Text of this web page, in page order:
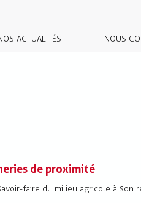
ACTUALITÉS NOUS
de proximité
faire du milieu agricole à son